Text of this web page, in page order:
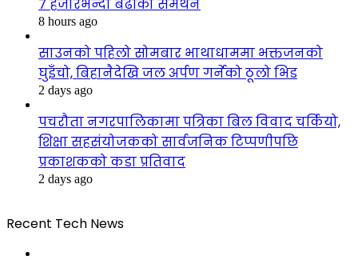
७ हजारभन्दा बढीको समर्थन
8 hours ago
साउनको पहिलो सोमबार भाथाधाममा भक्तजनको
घुइँचो, बिहानैदेखि जल अर्पण गर्नेको ठूलो भिड
2 days ago
पचरौता नगरपालिकामा पत्रिका बिल विवाद चर्कियो,
शिक्षा सहसंयोजकको सार्वजनिक टिप्पणीपछि
प्रकाशकको कडा प्रतिवाद
2 days ago
Recent Tech News